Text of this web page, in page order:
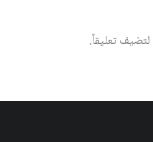
لتضيف تعليقاً.